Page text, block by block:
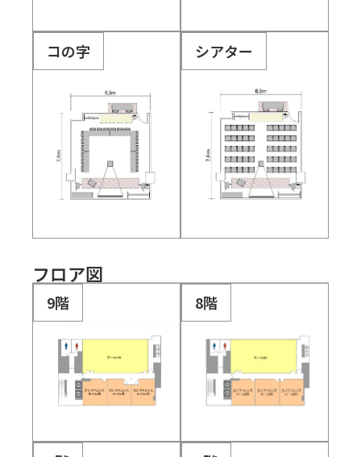
コの字 シアター
フロア図
9階 8階